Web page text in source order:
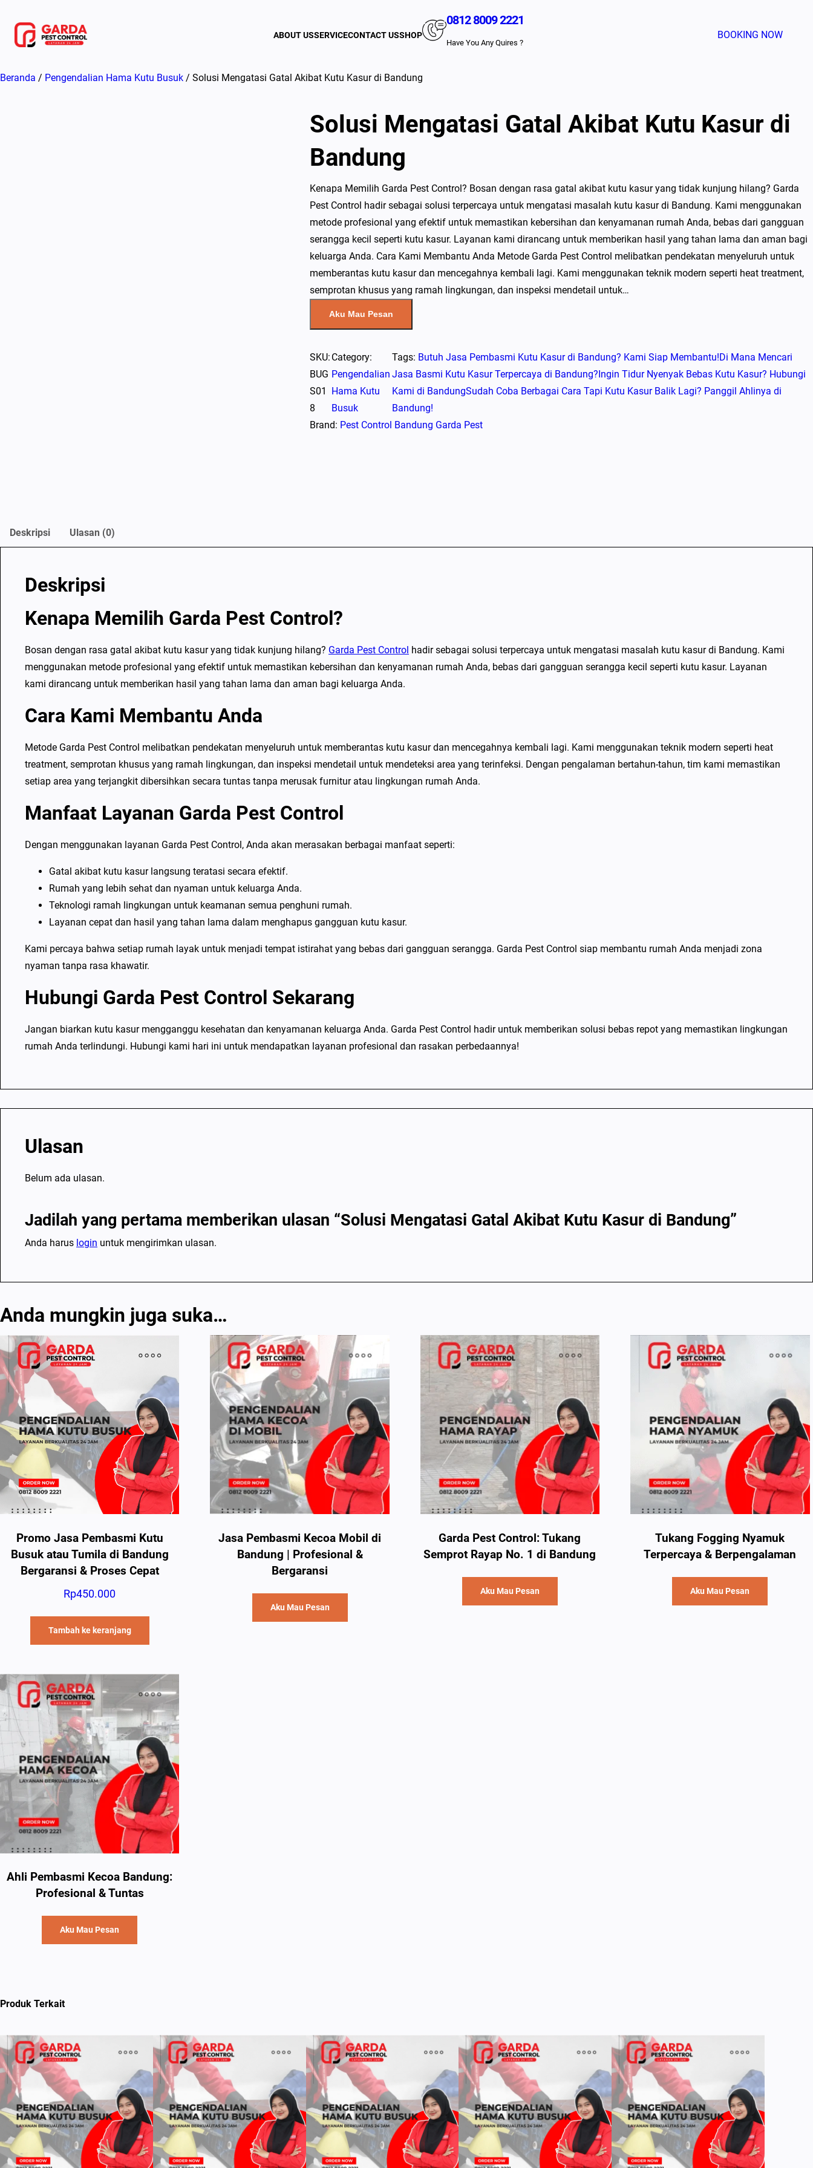
konten
ABOUT USSERVICECONTACT USSHOP
0812 8009 2221
Have You Any Quires ?
BOOKING NOW
Beranda / Pengendalian Hama Kutu Busuk / Solusi Mengatasi Gatal Akibat Kutu Kasur di Bandung
Solusi Mengatasi Gatal Akibat Kutu Kasur di
Bandung
Kenapa Memilih Garda Pest Control? Bosan dengan rasa gatal akibat kutu kasur yang tidak kunjung hilang? Garda
Pest Control hadir sebagai solusi terpercaya untuk mengatasi masalah kutu kasur di Bandung. Kami menggunakan
metode profesional yang efektif untuk memastikan kebersihan dan kenyamanan rumah Anda, bebas dari gangguan
serangga kecil seperti kutu kasur. Layanan kami dirancang untuk memberikan hasil yang tahan lama dan aman bagi
keluarga Anda. Cara Kami Membantu Anda Metode Garda Pest Control melibatkan pendekatan menyeluruh untuk
memberantas kutu kasur dan mencegahnya kembali lagi. Kami menggunakan teknik modern seperti heat treatment,
semprotan khusus yang ramah lingkungan, dan inspeksi mendetail untuk…
Aku Mau Pesan
SKU:
BUG
S01
8
Category:
Pengendalian
Hama Kutu
Busuk
Tags: Butuh Jasa Pembasmi Kutu Kasur di Bandung? Kami Siap Membantu!Di Mana Mencari
Jasa Basmi Kutu Kasur Terpercaya di Bandung?Ingin Tidur Nyenyak Bebas Kutu Kasur? Hubungi
Kami di BandungSudah Coba Berbagai Cara Tapi Kutu Kasur Balik Lagi? Panggil Ahlinya di
Bandung!
Brand: Pest Control Bandung Garda Pest
Deskripsi Ulasan (0)
Deskripsi
Kenapa Memilih Garda Pest Control?
Bosan dengan rasa gatal akibat kutu kasur yang tidak kunjung hilang? Garda Pest Control hadir sebagai solusi terpercaya untuk mengatasi masalah kutu kasur di Bandung. Kami
menggunakan metode profesional yang efektif untuk memastikan kebersihan dan kenyamanan rumah Anda, bebas dari gangguan serangga kecil seperti kutu kasur. Layanan
kami dirancang untuk memberikan hasil yang tahan lama dan aman bagi keluarga Anda.
Cara Kami Membantu Anda
Metode Garda Pest Control melibatkan pendekatan menyeluruh untuk memberantas kutu kasur dan mencegahnya kembali lagi. Kami menggunakan teknik modern seperti heat
treatment, semprotan khusus yang ramah lingkungan, dan inspeksi mendetail untuk mendeteksi area yang terinfeksi. Dengan pengalaman bertahun-tahun, tim kami memastikan
setiap area yang terjangkit dibersihkan secara tuntas tanpa merusak furnitur atau lingkungan rumah Anda.
Manfaat Layanan Garda Pest Control
Dengan menggunakan layanan Garda Pest Control, Anda akan merasakan berbagai manfaat seperti:
Gatal akibat kutu kasur langsung teratasi secara efektif.
Rumah yang lebih sehat dan nyaman untuk keluarga Anda.
Teknologi ramah lingkungan untuk keamanan semua penghuni rumah.
Layanan cepat dan hasil yang tahan lama dalam menghapus gangguan kutu kasur.
Kami percaya bahwa setiap rumah layak untuk menjadi tempat istirahat yang bebas dari gangguan serangga. Garda Pest Control siap membantu rumah Anda menjadi zona
nyaman tanpa rasa khawatir.
Hubungi Garda Pest Control Sekarang
Jangan biarkan kutu kasur mengganggu kesehatan dan kenyamanan keluarga Anda. Garda Pest Control hadir untuk memberikan solusi bebas repot yang memastikan lingkungan
rumah Anda terlindungi. Hubungi kami hari ini untuk mendapatkan layanan profesional dan rasakan perbedaannya!
Ulasan
Belum ada ulasan.
Jadilah yang pertama memberikan ulasan “Solusi Mengatasi Gatal Akibat Kutu Kasur di Bandung”
Anda harus login untuk mengirimkan ulasan.
Anda mungkin juga suka…
Promo Jasa Pembasmi Kutu
Busuk atau Tumila di Bandung
Bergaransi & Proses Cepat
Rp450.000
Tambah ke keranjang
Jasa Pembasmi Kecoa Mobil di
Bandung | Profesional &
Bergaransi
Aku Mau Pesan
Garda Pest Control: Tukang
Semprot Rayap No. 1 di Bandung
Aku Mau Pesan
Tukang Fogging Nyamuk
Terpercaya & Berpengalaman
Aku Mau Pesan
Ahli Pembasmi Kecoa Bandung:
Profesional & Tuntas
Aku Mau Pesan
Produk Terkait